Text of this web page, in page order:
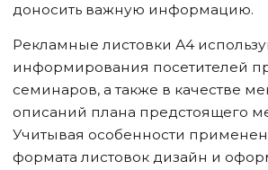
доносить важную информацию.
Рекламные листовки А4
информирования посетителей
семинаров, а также в качестве
описаний плана предстоящего
Учитывая особенности
формата листовок дизайн и